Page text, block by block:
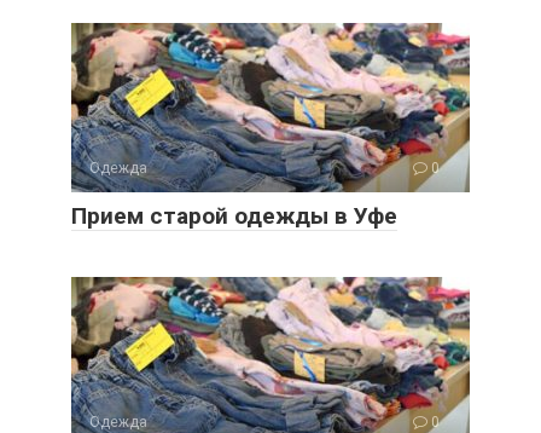
Одежда 0
Прием старой одежды в Уфе
Одежда 0